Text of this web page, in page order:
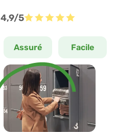
4,9/5
Assuré Facile